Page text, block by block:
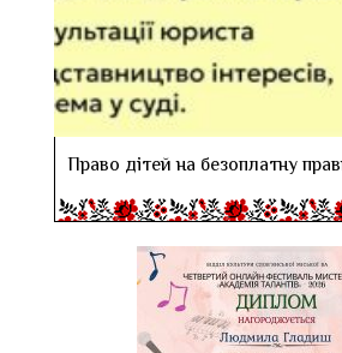
Право дітей на безоплатну